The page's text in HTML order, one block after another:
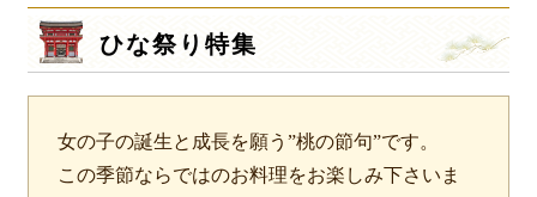
価格から選ぶ
~999円
2,000~2,999円
ひな祭り特集
女の子の誕生と成長を願う”桃の節句”です。
この季節ならではのお料理をお楽しみ下さいま